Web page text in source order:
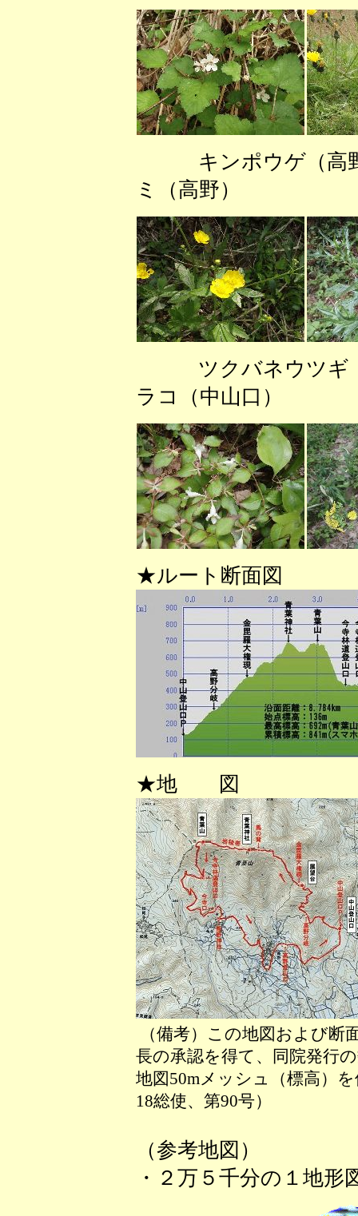
キンポウゲ
ミ（高野）
ツクバネウツ
ラコ（中山口）
★ルート断面図
★地 図
（備考）この地図および断
長の承認を得て、同院発行
地図50mメッシュ（標高）
18総使、第90号）
（参考地図）
・２万５千分の１地